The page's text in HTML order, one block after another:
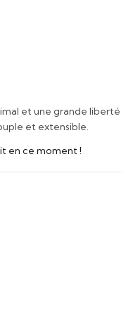
et une grande liberté
et extensible.
en ce moment !